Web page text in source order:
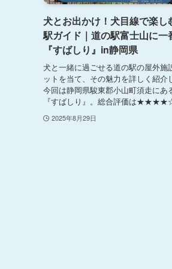
犬とお出かけ！犬目線で楽し
駅ガイド｜道の駅富士山に一
『すばしり』in静岡県
犬と一緒に過ごせる道の駅の屋外施
ットを当て、その魅力を詳しく紹介
今回は静岡県駿東郡小山町須走にあ
『すばしり』。総合評価は★★★★☆
2025年8月29日